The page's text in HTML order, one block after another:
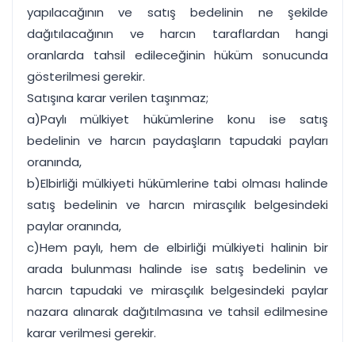
yapılacağının ve satış bedelinin ne şekilde
dağıtılacağının ve harcın taraflardan hangi
oranlarda tahsil edileceğinin hüküm sonucunda
gösterilmesi gerekir.
Satışına karar verilen taşınmaz;
a)Paylı mülkiyet hükümlerine konu ise satış
bedelinin ve harcın paydaşların tapudaki payları
oranında,
b)Elbirliği mülkiyeti hükümlerine tabi olması halinde
satış bedelinin ve harcın mirasçılık belgesindeki
paylar oranında,
c)Hem paylı, hem de elbirliği mülkiyeti halinin bir
arada bulunması halinde ise satış bedelinin ve
harcın tapudaki ve mirasçılık belgesindeki paylar
nazara alınarak dağıtılmasına ve tahsil edilmesine
karar verilmesi gerekir.